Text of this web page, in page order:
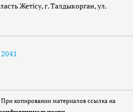
Жетісу, г. Талдыкорган, ул.
копировании материалов ссылка на